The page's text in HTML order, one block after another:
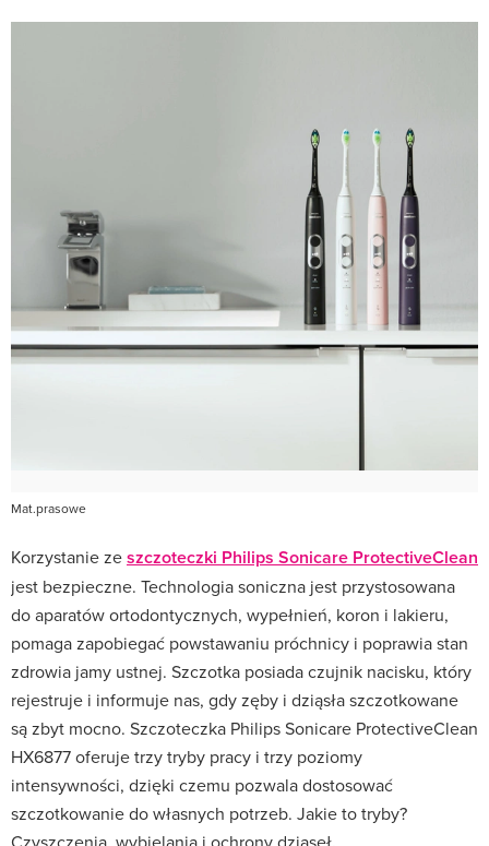
Mat.prasowe
Korzystanie zeszczoteczki Philips Sonicare ProtectiveClean
jest bezpieczne. Technologia soniczna jest przystosowana
do aparatów ortodontycznych, wypełnień, koron i lakieru,
pomaga zapobiegać powstawaniu próchnicy i poprawia stan
zdrowia jamy ustnej. Szczotka posiada czujnik nacisku, który
rejestruje i informuje nas, gdy zęby i dziąsła szczotkowane
są zbyt mocno. Szczoteczka Philips Sonicare ProtectiveClean
HX6877 oferuje trzy tryby pracy i trzy poziomy
intensywności, dzięki czemu pozwala dostosować
szczotkowanie do własnych potrzeb. Jakie to tryby?